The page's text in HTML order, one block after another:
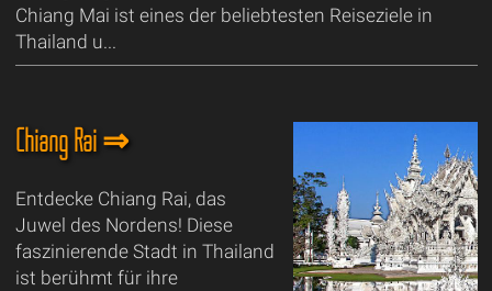
Chiang Mai ist eines der beliebtesten Reiseziele in
Thailand u...
Chiang Rai ⇒
Entdecke Chiang Rai, das
Juwel des Nordens! Diese
faszinierende Stadt in Thailand
ist berühmt für ihre